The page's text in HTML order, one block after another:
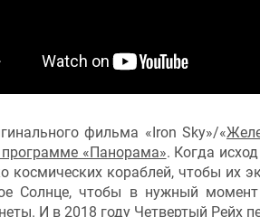
фильма «Iron Sky»/«
программе «Панорама». Когда
космических кораблей, чтобы их
Солнце, чтобы в нужный
И в 2018 году Четвертый Рейх